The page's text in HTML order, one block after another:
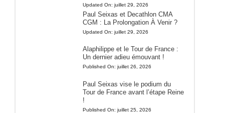
Updated On: juillet 29, 2026
Paul Seixas et Decathlon CMA
CGM : La Prolongation À Venir ?
Updated On: juillet 29, 2026
Alaphilippe et le Tour de France :
Un dernier adieu émouvant !
Published On: juillet 26, 2026
Paul Seixas vise le podium du
Tour de France avant l’étape Reine
!
Published On: juillet 25, 2026